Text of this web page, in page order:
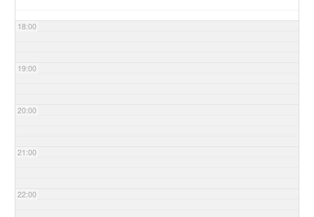
18:00
19:00
20:00
21:00
22:00